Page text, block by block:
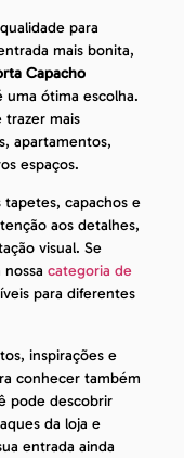
para
mais bonita,
Capacho
uma ótima escolha.
trazer mais
apartamentos,
espaços.
capachos e
aos detalhes,
visual. Se
categoria de
para diferentes
inspirações e
conhecer também
pode descobrir
da loja e
entrada ainda